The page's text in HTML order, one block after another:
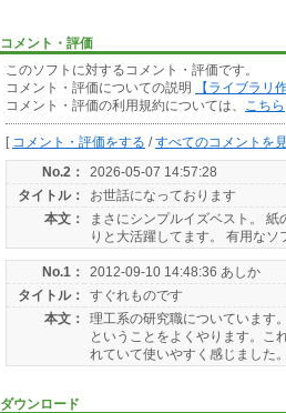
コメント・評価
このソフトに対するコメント・評価です。
コメント・評価についての説明
【ライブラリ
コメント・評価の利用規約については、
こちら
[ コメント・評価をする /すべてのコメントを
No.2：
2026-05-07 14:57:28
タイトル：
お世話になっております
本文：
まさにシンプルイズベスト。
りと大活躍してます。 有用なソ
No.1： 2012-09-10 14:48:36 あしか
タイトル：
すぐれものです
本文：
理工系の研究職についています
ということをよくやります。こ
れていて使いやすく感じました
ダウンロード